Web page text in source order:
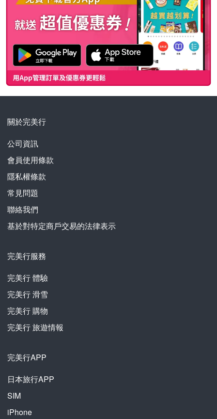
關於完美行
公司資訊
會員使用條款
隱私權條款
常見問題
聯絡我們
基於對特定商戶交易的法律表示
完美行服務
完美行體驗
完美行滑雪
完美行購物
完美行旅遊情報
完美行APP
日本旅行APP
SIM
iPhone